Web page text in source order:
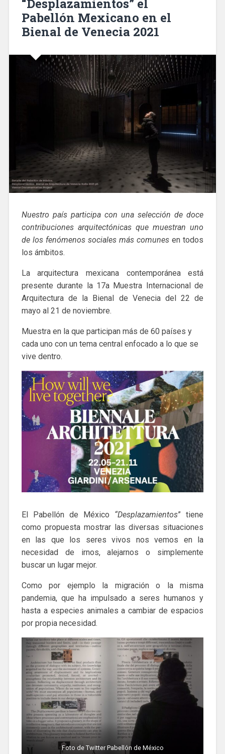
“Desplazamientos” el
Pabellón Mexicano en el
Bienal de Venecia 2021
Nuestro país participa con una selección de doce
contribuciones arquitectónicas que muestran uno
de los fenómenos sociales más comunes en todos
los ámbitos.
La arquitectura mexicana contemporánea está
presente durante la 17a Muestra Internacional de
Arquitectura de la Bienal de Venecia del 22 de
mayo al 21 de noviembre.
Muestra en la que participan más de 60 países y
cada uno con un tema central enfocado a lo que se
vive dentro.
El Pabellón de México “Desplazamientos” tiene
como propuesta mostrar las diversas situaciones
en las que los seres vivos nos vemos en la
necesidad de irnos, alejarnos o simplemente
buscar un lugar mejor.
Como por ejemplo la migración o la misma
pandemia, que ha impulsado a seres humanos y
hasta a especies animales a cambiar de espacios
por propia necesidad.
Foto de Twitter Pabellón de México